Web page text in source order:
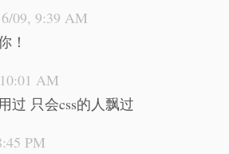
09, 9:39 AM
！
AM
过 只会css的人飘过
PM